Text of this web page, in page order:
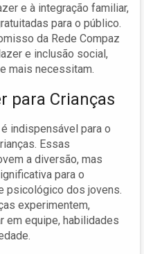
e à integração familiar,
para o público.
da Rede Compaz
e inclusão social,
mais necessitam.
para Crianças
indispensável para o
Essas
a diversão, mas
para o
psicológico dos jovens.
experimentem,
em equipe, habilidades